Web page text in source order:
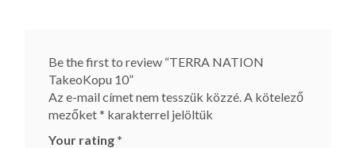
Be the first to review “TERRA NATION
TakeoKopu 10”
Az e-mail címet nem tesszük közzé.A kötelező
mezőket* karakterrel jelöltük
Your rating *